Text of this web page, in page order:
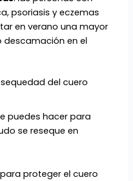
psoriasis y eczemas
en verano una mayor
descamación en el
del cuero
puedes hacer para
se reseque en
proteger el cuero